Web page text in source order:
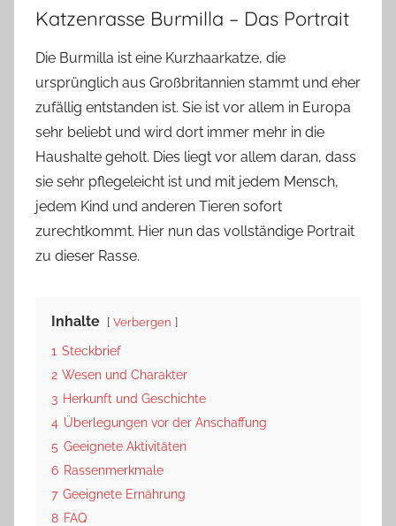
Katzenrasse Burmilla – Das Portrait
Die Burmilla ist eine Kurzhaarkatze, die
ursprünglich aus Großbritannien stammt und eher
zufällig entstanden ist. Sie ist vor allem in Europa
sehr beliebt und wird dort immer mehr in die
Haushalte geholt. Dies liegt vor allem daran, dass
sie sehr pflegeleicht ist und mit jedem Mensch,
jedem Kind und anderen Tieren sofort
zurechtkommt. Hier nun das vollständige Portrait
zu dieser Rasse.
Inhalte Verbergen
1 Steckbrief
2 Wesen und Charakter
3 Herkunft und Geschichte
4 Überlegungen vor der Anschaffung
5 Geeignete Aktivitäten
6 Rassenmerkmale
7 Geeignete Ernährung
8 FAQ